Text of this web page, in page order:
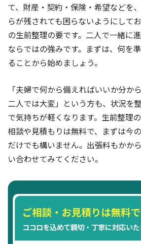
て、財産・契約・保険・希望などを
らが残されても困らないようにし
の生前整理の要です。二人で一緒に
ならではの強みです。まずは、何を
ることから始めましょう。
「夫婦で何から備えればいいか分か
二人では大変」という方も、状況を
で気持ちが軽くなります。生前整理
相談や見積もりは無料で、まずは今
だけでも構いません。出張料もかか
い合わせてみてください。
ご相談・お見積りは無料で
ココロを込めて親切・丁寧に対応い